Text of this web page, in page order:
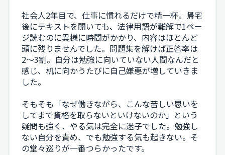
社会人2年目で、仕事に慣れるだけで精一杯。帰宅
後にテキストを開いても、法律用語が難解で1ペー
ジ読むのに異様に時間がかかり、内容はほとんど
頭に残りませんでした。問題集を解けば正答率は
2〜3割。自分は勉強に向いていない人間なんだと
感じ、机に向かうたびに自己嫌悪が増していきま
した。
そもそも「なぜ働きながら、こんな苦しい思いを
してまで資格を取らないといけないのか」という
疑問も強く、やる気は完全に迷子でした。勉強し
ない自分を責め、でも勉強する気も起きない。そ
の堂々巡りが一番つらかったです。